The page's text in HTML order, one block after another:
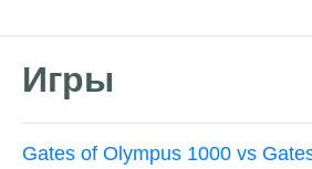
Игры
Gates of Olympus 1000 vs